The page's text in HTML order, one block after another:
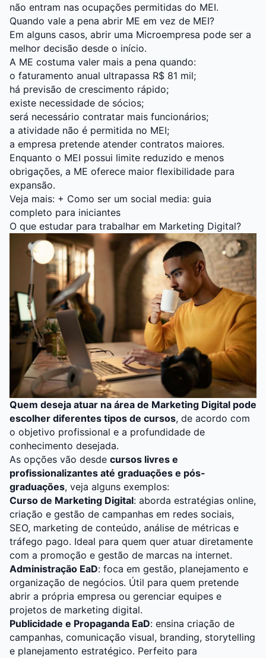
não entram nas ocupações permitidas do MEI.
Quando vale a pena abrir ME em vez de MEI?
Em alguns casos, abrir uma Microempresa pode ser a
melhor decisão desde o início.
A ME costuma valer mais a pena quando:
o faturamento anual ultrapassa R$ 81 mil;
há previsão de crescimento rápido;
existe necessidade de sócios;
será necessário contratar mais funcionários;
a atividade não é permitida no MEI;
a empresa pretende atender contratos maiores.
Enquanto o MEI possui limite reduzido e menos
obrigações, a ME oferece maior flexibilidade para
expansão.
Veja mais: + Como ser um social media: guia
completo para iniciantes
O que estudar para trabalhar em Marketing Digital?
Quem deseja atuar na área de Marketing Digital pode
escolher diferentes tipos de cursos, de acordo com
o objetivo profissional e a profundidade de
conhecimento desejada.
As opções vão desde cursos livres e
profissionalizantes até graduações e pós-
graduações, veja alguns exemplos:
Curso de Marketing Digital: aborda estratégias online,
criação e gestão de campanhas em redes sociais,
SEO, marketing de conteúdo, análise de métricas e
tráfego pago. Ideal para quem quer atuar diretamente
com a promoção e gestão de marcas na internet.
Administração EaD: foca em gestão, planejamento e
organização de negócios. Útil para quem pretende
abrir a própria empresa ou gerenciar equipes e
projetos de marketing digital.
Publicidade e Propaganda EaD: ensina criação de
campanhas, comunicação visual, branding, storytelling
e planejamento estratégico. Perfeito para